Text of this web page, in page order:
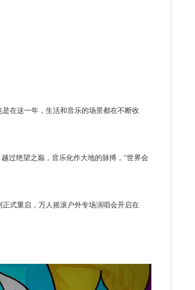
在这一年，生活和音乐的场景都在不断收
过绝望之巅，音乐化作大地的脉搏，“世界会
式重启，万人摇滚户外专场演唱会开启在